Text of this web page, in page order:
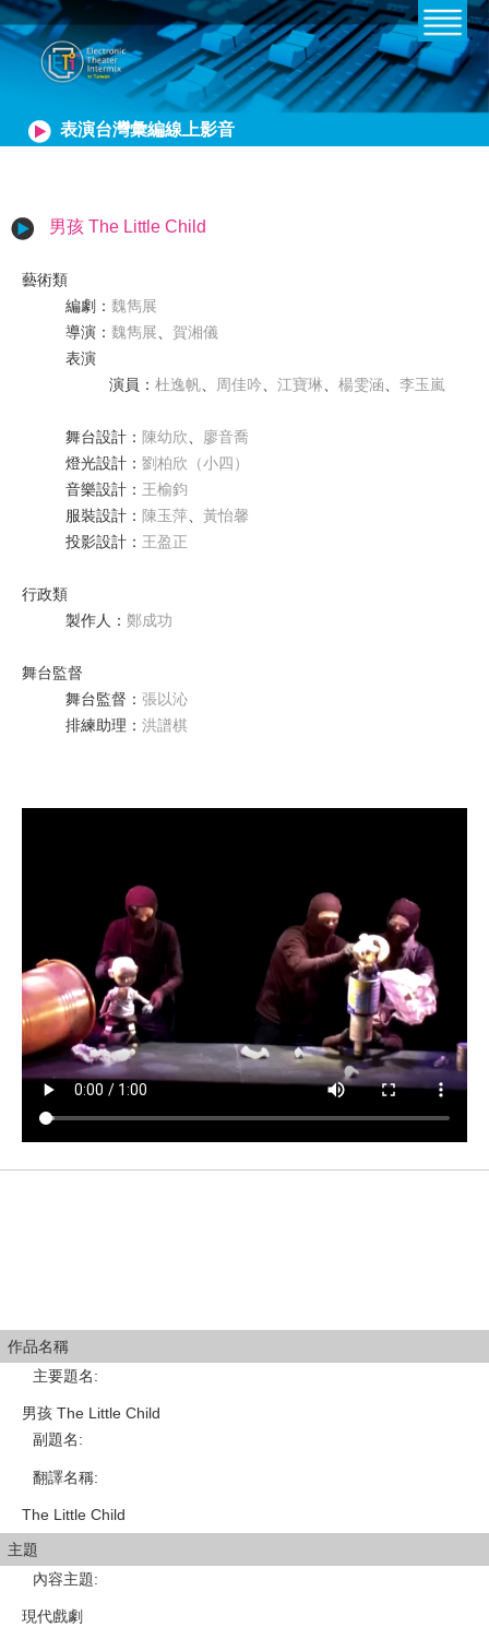
表演台灣彙編線上影音
男孩 The Little Child
藝術類
編劇 ： 魏雋展
導演 ： 魏雋展、 賀湘儀
表演
演員 ： 杜逸帆、 周佳吟、 江寶琳、 楊雯涵、 李玉嵐
舞台設計 ： 陳幼欣、 廖音喬
燈光設計 ： 劉柏欣（小四）
音樂設計 ： 王榆鈞
服裝設計 ： 陳玉萍、 黃怡馨
投影設計 ： 王盈正
行政類
製作人 ： 鄭成功
舞台監督
舞台監督 ： 張以沁
排練助理 ： 洪譜棋
作品名稱
主要題名:
男孩 The Little Child
副題名:
翻譯名稱:
The Little Child
主題
內容主題:
現代戲劇